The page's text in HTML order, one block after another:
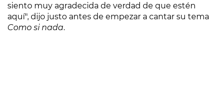
siento muy agradecida de verdad de que estén
aquí", dijo justo antes de empezar a cantar su tema
Como si nada.